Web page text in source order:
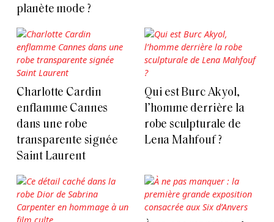
planète mode ?
Charlotte Cardin
enflamme Cannes
dans une robe
transparente signée
Saint Laurent
Qui est Burc Akyol,
l’homme derrière la
robe sculpturale de
Lena Mahfouf ?